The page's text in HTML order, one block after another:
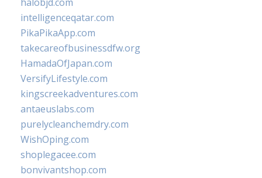
intelligenceqatar.com
PikaPikaApp.com
takecareofbusinessdfw.org
HamadaOfJapan.com
VersifyLifestyle.com
kingscreekadventures.com
antaeuslabs.com
purelycleanchemdry.com
WishOping.com
shoplegacee.com
bonvivantshop.com